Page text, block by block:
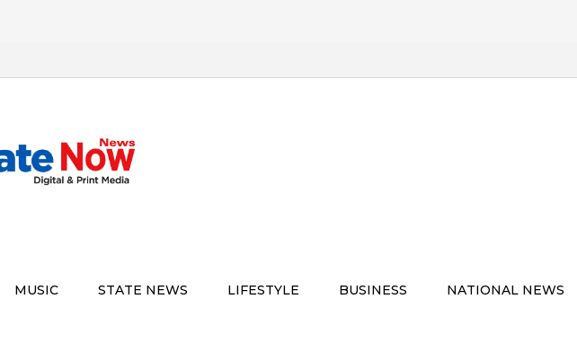
MUSIC STATE NEWS LIFESTYLE BUSINESS NATIONAL NEWS